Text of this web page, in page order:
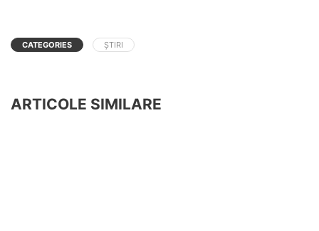
CATEGORIES ȘTIRI
ARTICOLE SIMILARE